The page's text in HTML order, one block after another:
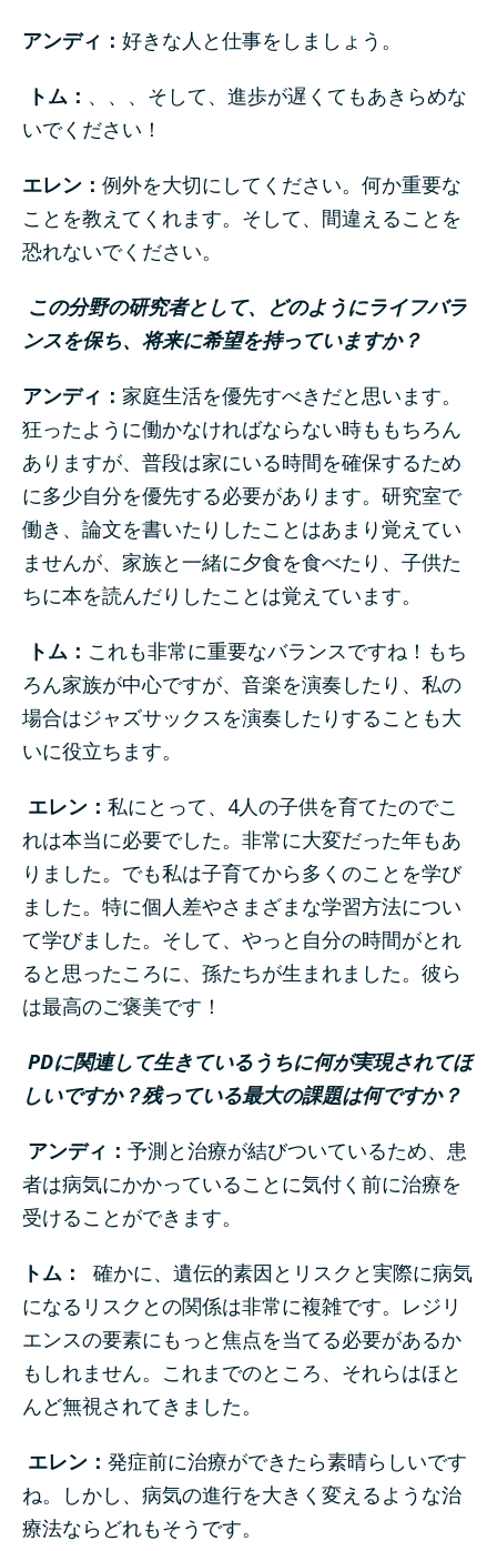
アンディ： 好きな人と仕事をしましょう。
トム： 、、、そして、進歩が遅くてもあきらめな
いでください！
エレン： 例外を大切にしてください。何か重要な
ことを教えてくれます。そして、間違えることを
恐れないでください。
この分野の研究者として、どのようにライフバラ
ンスを保ち、将来に希望を持っていますか？
アンディ： 家庭生活を優先すべきだと思います。
狂ったように働かなければならない時ももちろん
ありますが、普段は家にいる時間を確保するため
に多少自分を優先する必要があります。研究室で
働き、論文を書いたりしたことはあまり覚えてい
ませんが、家族と一緒に夕食を食べたり、子供た
ちに本を読んだりしたことは覚えています。
トム： これも非常に重要なバランスですね！もち
ろん家族が中心ですが、音楽を演奏したり、私の
場合はジャズサックスを演奏したりすることも大
いに役立ちます。
エレン： 私にとって、4人の子供を育てたのでこ
れは本当に必要でした。非常に大変だった年もあ
りました。でも私は子育てから多くのことを学び
ました。特に個人差やさまざまな学習方法につい
て学びました。そして、やっと自分の時間がとれ
ると思ったころに、孫たちが生まれました。彼ら
は最高のご褒美です！
PDに関連して生きているうちに何が実現されてほ
しいですか？残っている最大の課題は何ですか？
アンディ： 予測と治療が結びついているため、患
者は病気にかかっていることに気付く前に治療を
受けることができます。
トム：
確かに、遺伝的素因とリスクと実際に病気
になるリスクとの関係は非常に複雑です。レジリ
エンスの要素にもっと焦点を当てる必要があるか
もしれません。これまでのところ、それらはほと
んど無視されてきました。
エレン： 発症前に治療ができたら素晴らしいです
ね。しかし、病気の進行を大きく変えるような治
療法ならどれもそうです。